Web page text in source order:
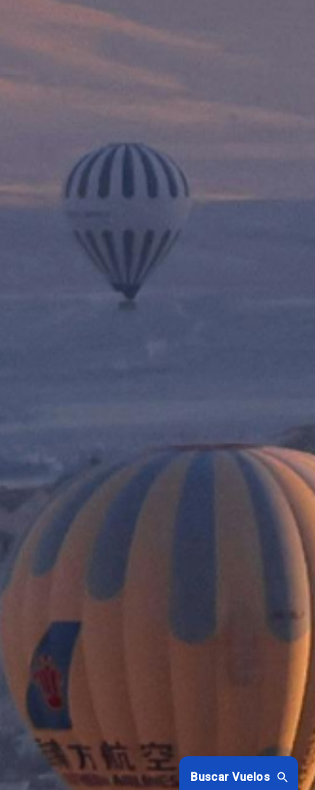
Buscar Vuelos